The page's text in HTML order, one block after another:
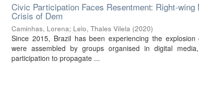
Civic Participation Faces Resentment: Right-
Crisis of Dem
Caminhas, Lorena; Lelo, Thales Vilela (2020)
Since 2015, Brazil has been experiencing the
were assembled by groups organised in digital
participation to propagate ...